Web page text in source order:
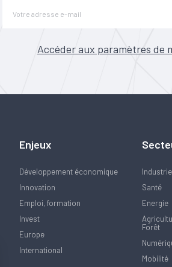
Accéder aux paramètres de
Enjeux
Développement économique
Innovation
Emploi, formation
Invest
Europe
International
Santé
Energie
Forêt
Mobilité